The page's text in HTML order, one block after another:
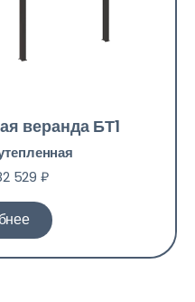
веранда БТ1
529 ₽